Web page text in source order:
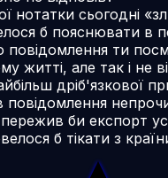
нотатки сьогодні
б пояснювати в
повідомлення ти
житті, але так і не
дріб'язкової
повідомлення
би експорт
б тікати з